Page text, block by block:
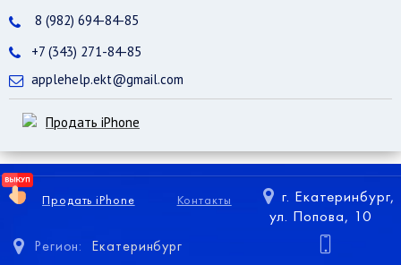
8 (982) 694-84-85
+7 (343) 271-84-85
applehelp.ekt@gmail.com
Продать iPhone
Продать iPhone Контакты
Регион: Екатеринбург
г. Екатеринбург,
ул. Попова, 10